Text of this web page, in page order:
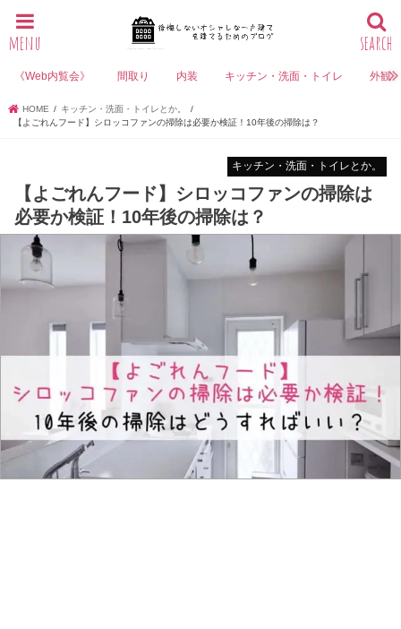
search
menu
《Web内覧会》 間取り 内装 キッチン・洗面・トイレ 外観
HOME
キッチン・洗面・トイレとか。
【よごれんフード】シロッコファンの掃除は必要か検証！10年後の掃除は？
キッチン・洗面・トイレとか。
【よごれんフード】シロッコファンの掃除は
必要か検証！10年後の掃除は？